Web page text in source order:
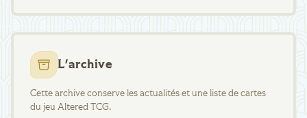
L'archive
Cette archive conserve les actualités et une liste de cartes
du jeu Altered TCG.